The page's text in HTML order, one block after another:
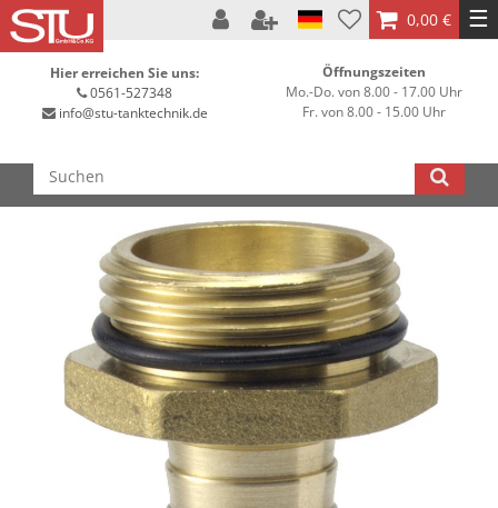
0,00 € ☰
Hier erreichen Sie uns:
0561-527348
info@stu-tanktechnik.de
Öffnungszeiten
Mo.-Do. von 8.00 - 17.00 Uhr
Fr. von 8.00 - 15.00 Uhr